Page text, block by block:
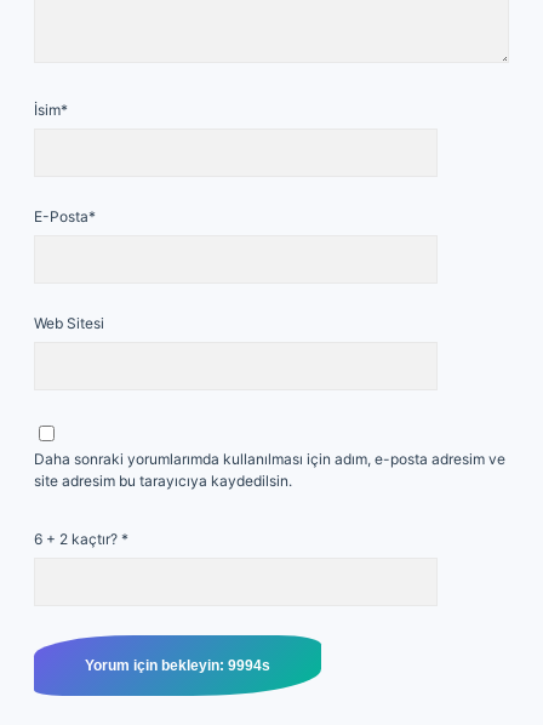
İsim*
E-Posta*
Web Sitesi
Daha sonraki yorumlarımda kullanılması için adım, e-posta adresim ve
site adresim bu tarayıcıya kaydedilsin.
6 + 2 kaçtır? *